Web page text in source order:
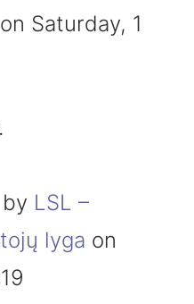
on Saturday, 1
LSL –
lyga on